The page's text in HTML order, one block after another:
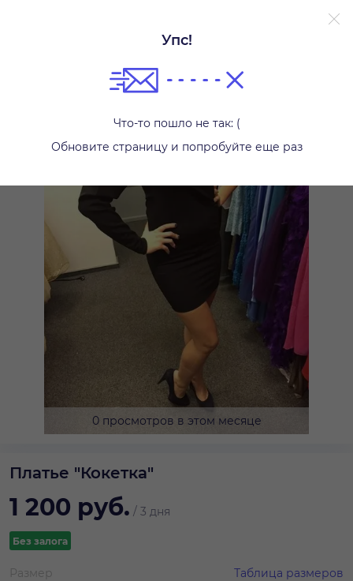
Упс!
Что-то пошло не так: (
Обновите страницу и попробуйте еще раз
0 просмотров в этом месяце
Платье "Кокетка"
1 200 руб. / 3 дня
Без залога
Таблица размеров
Размер